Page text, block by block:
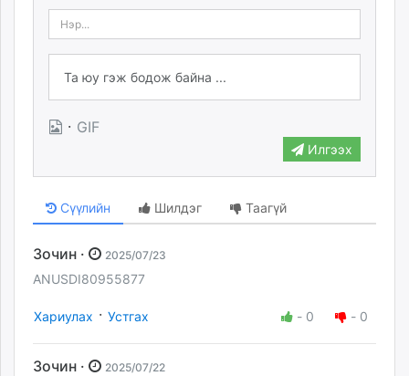
· GIF
Илгээх
Сүүлийн Шилдэг Таагүй
Зочин · 2025/07/23
ANUSDI80955877
Хариулах · Устгах - 0 - 0
Зочин · 2025/07/22